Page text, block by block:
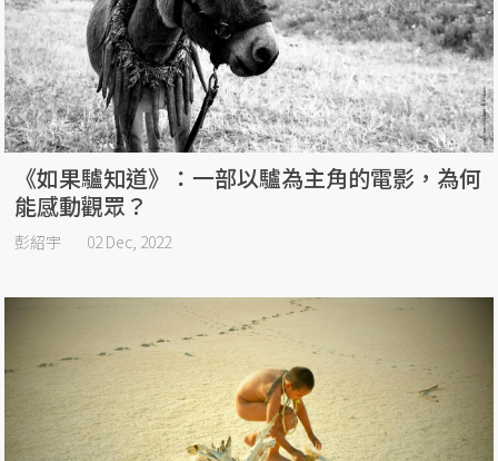
《如果驢知道》：一部以驢為主角的電影，為何
能感動觀眾？
彭紹宇 02 Dec, 2022